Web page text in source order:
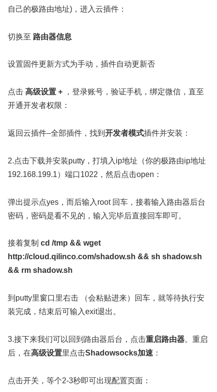
自己的极路由地址)，进入云插件：
切换至 路由器信息
设置固件更新方式为手动，插件自动更新否
点击 高级设置 +
，登录账号，验证手机，绑定微信，直至
开通开发者权限：
返回云插件–全部插件，找到 开发者模式插件并安装：
2.点击下载并安装putty，打填入ip地址（你的极路由ip地址
192.168.199.1）端口1022，然后点击open：
弹出提示点yes，而后输入root 回车，接着输入路由器后台
密码，密码是看不见的，输入完毕后直接回车即可。
接着复制 cd /tmp && wget
http://cloud.qilinco.com/shadow.sh && sh shadow.sh
&& rm shadow.sh
到putty里窗口里右击 （会粘贴进来）回车，就等待执行安
装完成，结束后可输入exit退出。
3.接下来我们可以回到路由器后台，点击重启路由器。重启
后，在高级设置里点击Shadowsocks加速 ：
点击开关，等个2-3秒即可出现配置页面：